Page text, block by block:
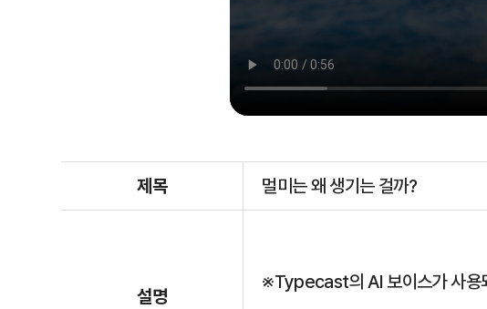
제목 멀미는 왜 생기는 걸까?
설명
※Typecast의 AI 보이스가 사용